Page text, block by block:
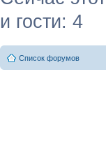
и гости: 4
Список форумов